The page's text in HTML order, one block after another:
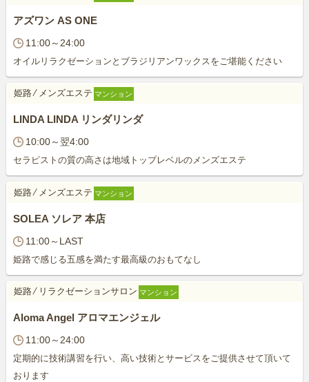
アズワン AS ONE
11:00～24:00
オイルリラクゼーションとブラジリアンワックスをご堪能ください
姫路⁄ メンズエステ マンション
LINDA LINDA リンダリンダ
10:00～翌4:00
セラピストの質の高さは地域トップレベルのメンズエステ
姫路⁄ メンズエステ マンション
SOLEA ソレア 本店
11:00～LAST
姫路で感じる五感を満たす最高級のおもてなし
姫路⁄ リラクゼーションサロン マンション
Aloma Angel アロマエンジェル
11:00～24:00
定期的に技術講習を行い、高い技術とサービスをご提供させて頂いて
おります